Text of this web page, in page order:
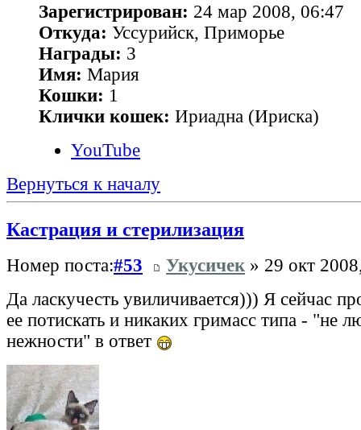
Зарегистрирован: 24 мар 2008, 06:47
Откуда: Уссурийск, Приморье
Награды: 3
Имя: Мария
Кошки: 1
Клички кошек: Ириадна (Ириска)
YouTube
Вернуться к началу
Кастрация и стерилизация
Номер поста:#53 Укусичек» 29 окт
Да ласкучесть увиличивается))) Я сейчас
ее потискать и никаких гримасс типа - "не
нежности" в ответ